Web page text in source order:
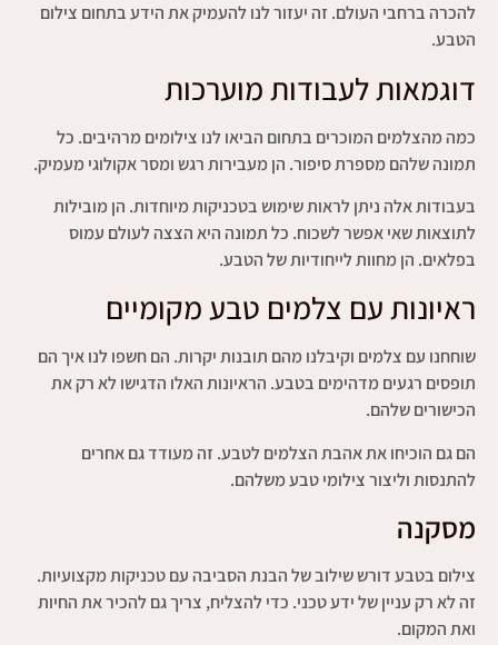
להכרה ברחבי העולם. זה יעזור לנו להעמיק את הידע בתחום צילום
הטבע.
דוגמאות לעבודות מוערכות
כמה מהצלמים המוכרים בתחום הביאו לנו צילומים מרהיבים. כל
תמונה שלהם מספרת סיפור. הן מעבירות רגש ומסר אקולוגי מעמיק.
בעבודות אלה ניתן לראות שימוש בטכניקות מיוחדות. הן מובילות
לתוצאות שאי אפשר לשכוח. כל תמונה היא הצצה לעולם עמוס
בפלאים. הן מחוות לייחודיות של הטבע.
ראיונות עם צלמים טבע מקומיים
שוחחנו עם צלמים וקיבלנו מהם תובנות יקרות. הם חשפו לנו איך הם
תופסים רגעים מדהימים בטבע. הראיונות האלו הדגישו לא רק את
הכישורים שלהם.
הם גם הוכיחו את אהבת הצלמים לטבע. זה מעודד גם אחרים
להתנסות וליצור צילומי טבע משלהם.
מסקנה
צילום בטבע דורש שילוב של הבנת הסביבה עם טכניקות מקצועיות.
זה לא רק עניין של ידע טכני. כדי להצליח, צריך גם להכיר את החיות
ואת המקום.